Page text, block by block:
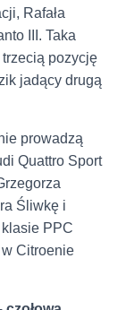
Rafała
III. Taka
trzecią pozycję
jadący drugą
prowadzą
Quattro Sport
Śliwkę i
PPC
Citroenie